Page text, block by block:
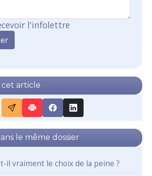
l'infolettre
article
le même dossier
il vraiment le choix de la peine ?